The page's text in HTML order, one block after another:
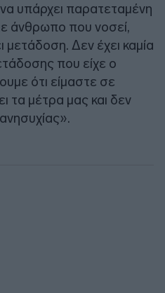
υπάρχει παρατεταμένη
άνθρωπο που νοσεί,
Δεν έχει καμία
που είχε ο
ότι είμαστε σε
τα μέτρα μας και δεν